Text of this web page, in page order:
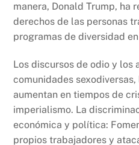
manera, Donald Trump, ha
derechos de las personas
programas de diversidad
Los discursos de odio y los
comunidades
aumentan en tiempos de
imperialismo. La
económica y política:
propios trabajadores y